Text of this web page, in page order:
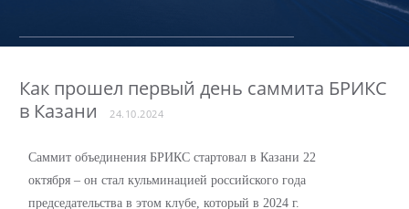
Как прошел первый день саммита БРИКС
в Казани
24.10.2024
Саммит объединения БРИКС стартовал в Казани 22
октября – он стал кульминацией российского года
председательства в этом клубе, который в 2024 г.